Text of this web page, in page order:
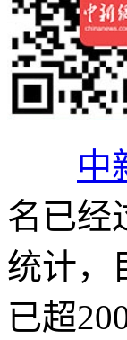
中
名已经
统计，
已超